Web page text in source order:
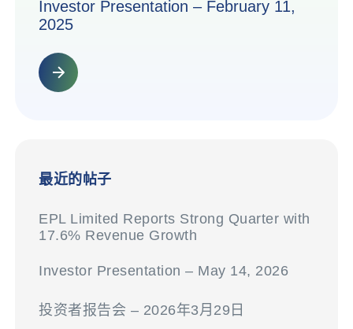
Investor Presentation – February 11,
2025
最近的帖子
EPL Limited Reports Strong Quarter with
17.6% Revenue Growth
Investor Presentation – May 14, 2026
投资者报告会 – 2026年3月29日